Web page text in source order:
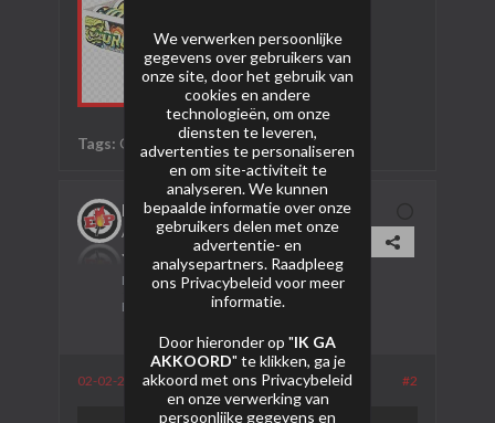
Tags: Geen
Bolle_040
AVP Lid
Lid sinds: 28-01-2024
Berichten:
#2
02-02-2024, 16:19
We verwerken persoonlijke
gegevens over gebruikers van
onze site, door het gebruik van
cookies en andere
technologieën, om onze
diensten te leveren,
advertenties te personaliseren
en om site-activiteit te
analyseren. We kunnen
bepaalde informatie over onze
gebruikers delen met onze
advertentie- en
analysepartners. Raadpleeg
ons Privacybeleid voor meer
informatie.
Door hieronder op "IK GA
AKKOORD" te klikken, ga je
akkoord met ons Privacybeleid
en onze verwerking van
persoonlijke gegevens en